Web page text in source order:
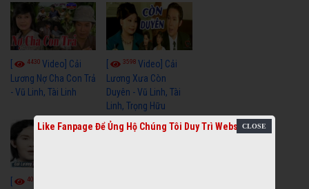
4430 Video] Cải
Lương Nợ Cha Con Trả
- Vũ Linh, Tài Linh
3598Video] Cải
Lương Xưa Còn
Duyên - Vũ Linh, Tài
Linh, Trọng Hữu
4012
Like Fanpage Để Ủng Hộ Chúng Tôi Duy Trì Website